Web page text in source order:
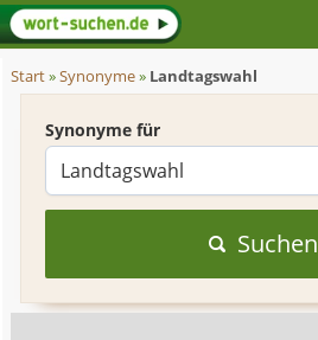
Start»Synonyme» Landtagswahl
Synonyme für
Suchen